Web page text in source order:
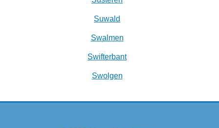
Suwald
Swalmen
Swifterbant
Swolgen